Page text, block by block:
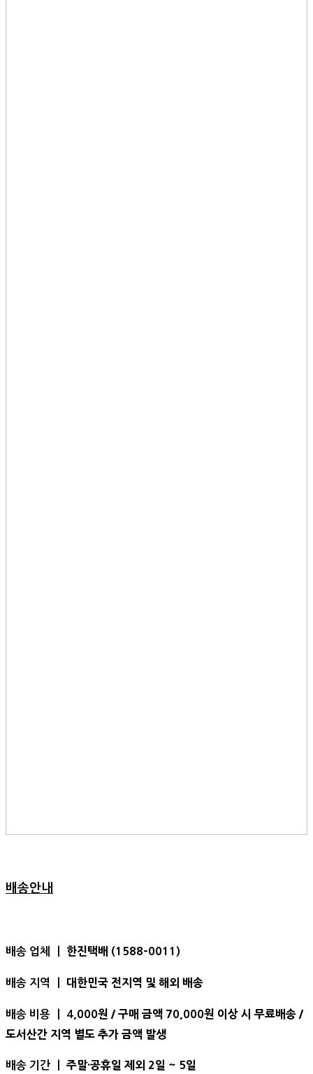
배송안내
배송 업체 ㅣ 한진택배 (1588-0011)
배송 지역 ㅣ 대한민국 전지역 및 해외 배송
배송 비용 ㅣ 4 ,000원 / 구매 금액 70,000원 이상 시 무료배송 /
도서산간 지역 별도 추가 금액 발생
배송 기간 ㅣ 주말·공휴일 제외 2일 ~ 5일